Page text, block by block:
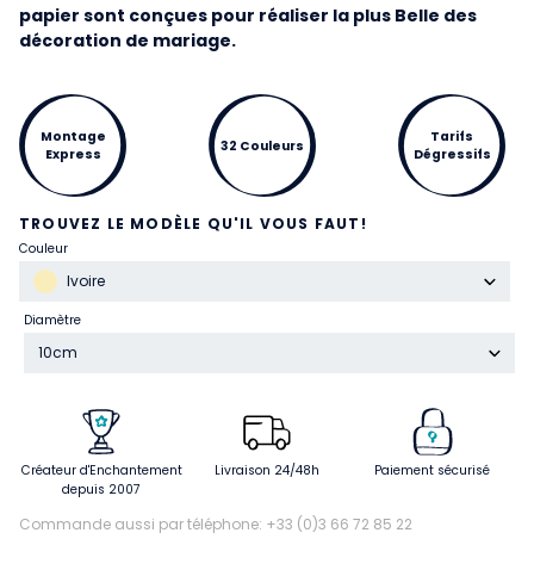
papier sont conçues pour réaliser la plus Belle des
décoration de mariage.
TROUVEZ LE MODÈLE QU'IL VOUS FAUT!
Couleur
Ivoire
Diamètre
10cm
Montage
Express
32 Couleurs
Tarifs
Dégressifs
Créateur d'Enchantement
depuis 2007
Livraison 24/48h Paiement sécurisé
Commande aussi par téléphone: +33 (0)3 66 72 85 22